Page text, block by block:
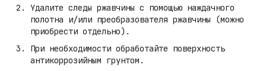
Удалите следы ржавчины с помощью наждачного
полотна и/или преобразователя ржавчины (можно
приобрести отдельно).
При необходимости обработайте поверхность
антикоррозийным грунтом.